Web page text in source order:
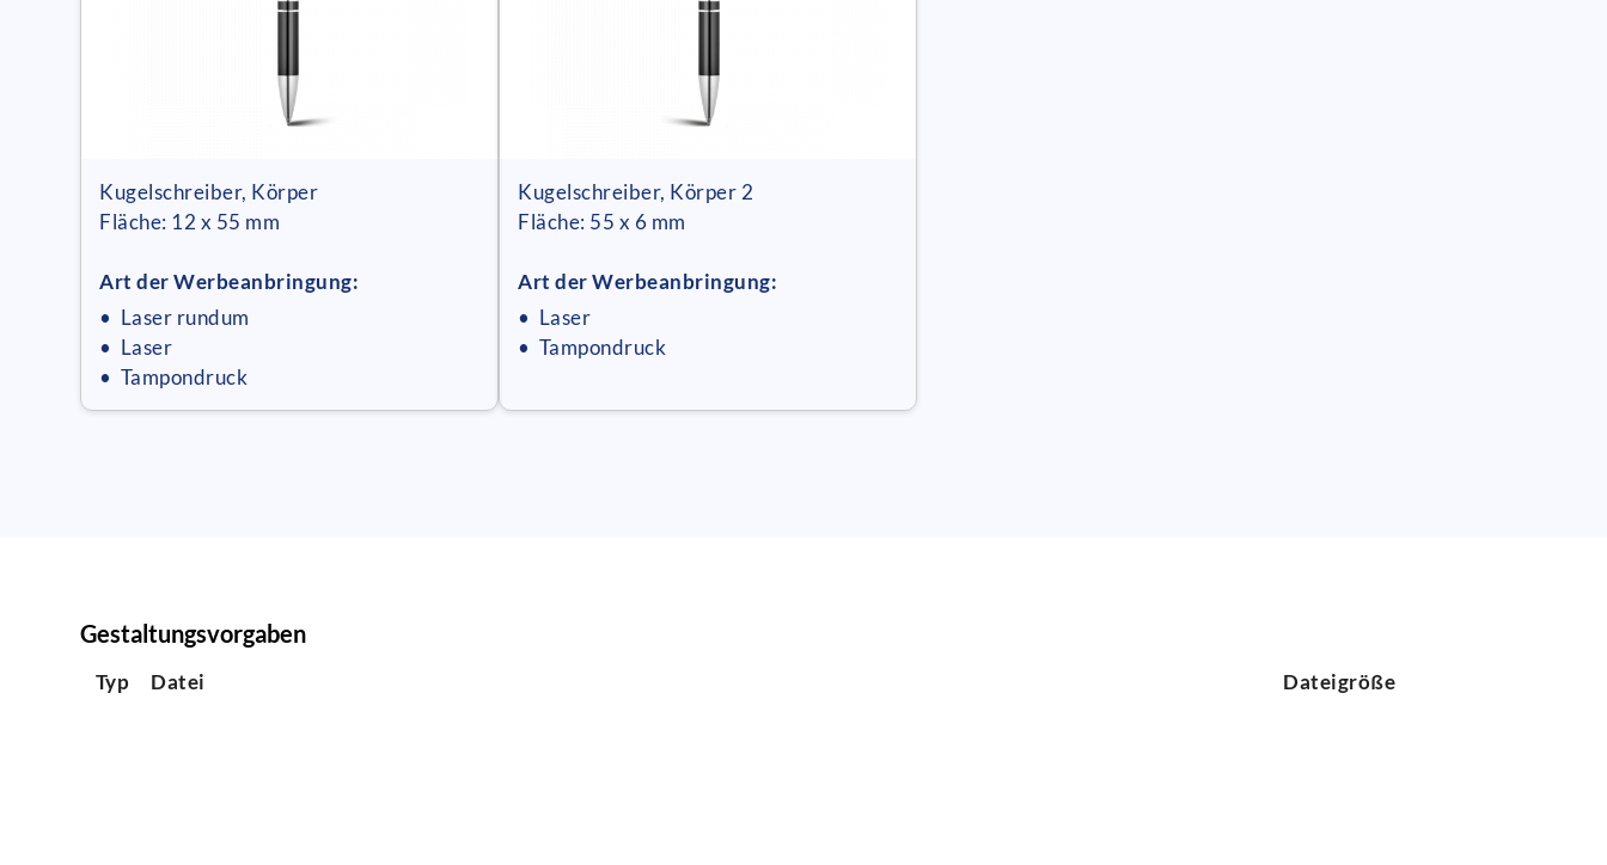
Kugelschreiber, Körper
Fläche: 12 x 55 mm
Art der Werbeanbringung:
• Laser rundum
• Laser
• Tampondruck
Kugelschreiber, Körper 2
Fläche: 55 x 6 mm
Art der Werbeanbringung:
• Laser
• Tampondruck
Gestaltungsvorgaben
Typ Datei Dateigröße